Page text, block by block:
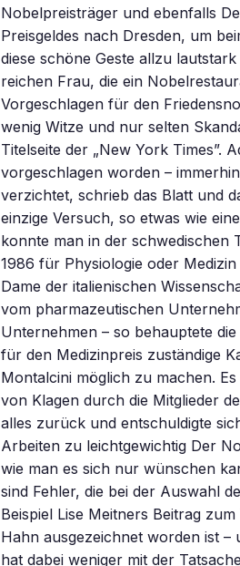
Nobelpreisträger und ebenfalls
Preisgeldes nach Dresden, um
diese schöne Geste allzu
reichen Frau, die ein
Vorgeschlagen für den
wenig Witze und nur selten
Titelseite der „New York Times”.
vorgeschlagen worden –
verzichtet, schrieb das Blatt und
einzige Versuch, so etwas wie
konnte man in der schwedischen
1986 für Physiologie oder
Dame der italienischen
vom pharmazeutischen
Unternehmen – so behauptete
für den Medizinpreis zuständige
Montalcini möglich zu machen.
von Klagen durch die Mitglieder
alles zurück und entschuldigte
Arbeiten zu leichtgewichtig Der
wie man es sich nur wünschen
sind Fehler, die bei der Auswahl
Beispiel Lise Meitners Beitrag
Hahn ausgezeichnet worden ist
hat dabei weniger mit der